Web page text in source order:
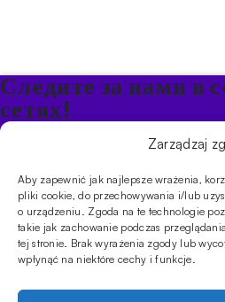
Zarządzaj
Aby zapewnić jak najlepsze wrażenia,
pliki cookie, do przechowywania i/lub
o urządzeniu. Zgoda na te technologie
takie jak zachowanie podczas
tej stronie. Brak wyrażenia zgody lub
wpłynąć na niektóre cechy i funkcje.
Следите за нами в
сетях!
Будьте в курсе акций и новостей в
ПРОДУКТЫ
КальяныЧашиУгли и розжиг
ИНФОРМАЦИЯ
АКЦИИFAQФирмыПравила